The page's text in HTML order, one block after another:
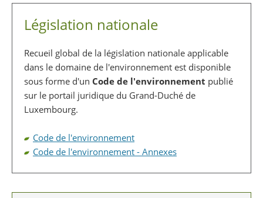
Législation nationale
Recueil global de la législation nationale applicable
dans le domaine de l'environnement est disponible
sous forme d'un Code de l'environnement publié
sur le portail juridique du Grand-Duché de
Luxembourg.
Code de l'environnement
Code de l'environnement - Annexes